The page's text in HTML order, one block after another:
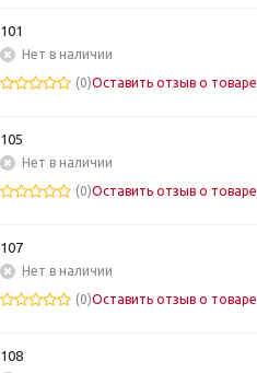
101
Нет в наличии
(0)Оставить отзыв о товаре
105
Нет в наличии
(0)Оставить отзыв о товаре
107
Нет в наличии
(0)Оставить отзыв о товаре
108